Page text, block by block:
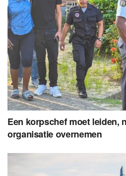
Een korpschef moet leiden,
organisatie overnemen